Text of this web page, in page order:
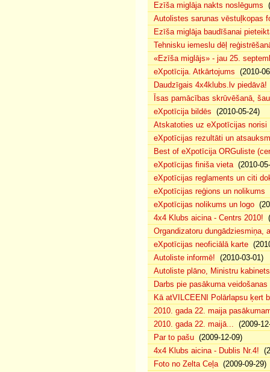
Ezīša miglāja nakts noslēgums
Autolistes sarunas vēstuļkopas
Ezīša miglāja baudīšanai
Tehnisku iemeslu dēļ
«Ezīša miglājs» - jau 25.
eXpotīcija. Atkārtojums (2010-
Daudzīgais 4x4klubs.lv piedāvā!
Īsas pamācības skrūvēšanā,
eXpotīcija bildēs (2010-05-24)
Atskatoties uz eXpotīcijas norisi
eXpotīcijas rezultāti un
Best of eXpotīcija ORGuliste
eXpotīcijas finiša vieta(2010-
eXpotīcijas reglaments un citi
eXpotīcijas reģions un nolikums
eXpotīcijas nolikums un logo
4x4 Klubs aicina - Centrs 2010!
Organdizatoru dungādziesmiņa,
eXpotīcijas neoficiālā karte
Autoliste informē! (2010-03-01)
Autoliste plāno, Ministru
Darbs pie pasākuma
Kā atVILCEENI Polārlapsu ķert
2010. gada 22. maija
2010. gada 22. maijā... (2009-
Par to pašu (2009-12-09)
4x4 Klubs aicina - Dublis Nr.4!
Foto no Zelta Ceļa(2009-09-29)